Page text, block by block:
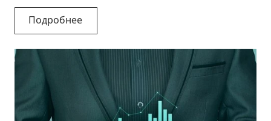
Подробнее